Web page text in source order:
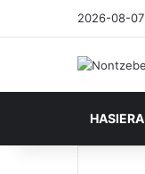
2026-08-07
HASIERA